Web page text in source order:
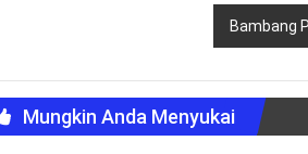
Bambang
Mungkin Anda Menyukai